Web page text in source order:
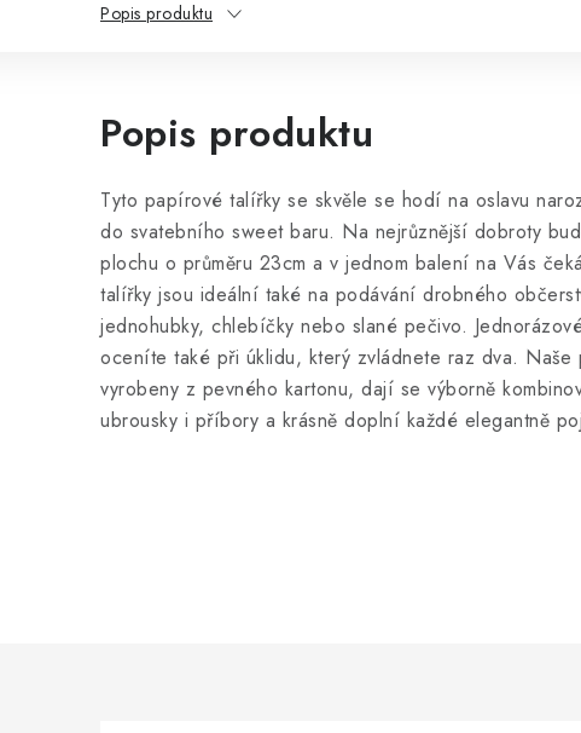
Popis produktu
Popis produktu
Tyto papírové talířky se skvěle se hodí na oslavu
do svatebního sweet baru. Na nejrůznější dobroty
plochu o průměru 23cm a v jednom balení na Vás
talířky jsou ideální také na podávání drobného
jednohubky, chlebíčky nebo slané pečivo.
oceníte také při úklidu, který zvládnete raz dva. Naše
vyrobeny z pevného kartonu, dají se výborně
ubrousky i příbory a krásně doplní každé elegantně